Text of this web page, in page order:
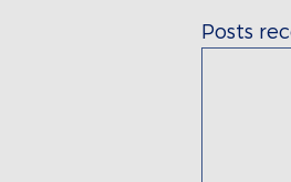
Posts